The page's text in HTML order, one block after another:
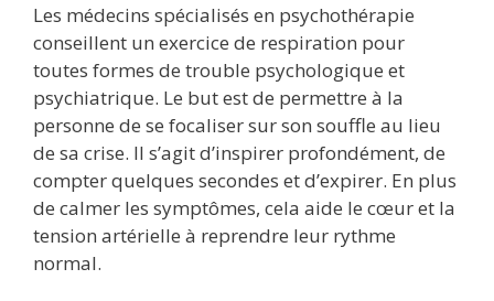
Les médecins spécialisés en psychothérapie
conseillent un exercice de respiration pour
toutes formes de trouble psychologique et
psychiatrique. Le but est de permettre à la
personne de se focaliser sur son souffle au lieu
de sa crise. Il s’agit d’inspirer profondément, de
compter quelques secondes et d’expirer. En plus
de calmer les symptômes, cela aide le cœur et la
tension artérielle à reprendre leur rythme
normal.